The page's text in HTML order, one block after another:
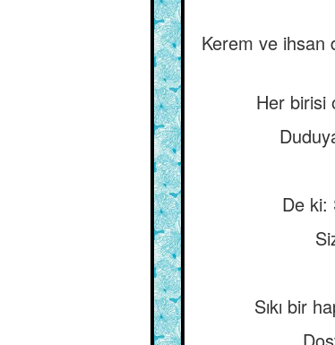
Kerem ve ihsan
Her birisi
De ki:
Sıkı bir